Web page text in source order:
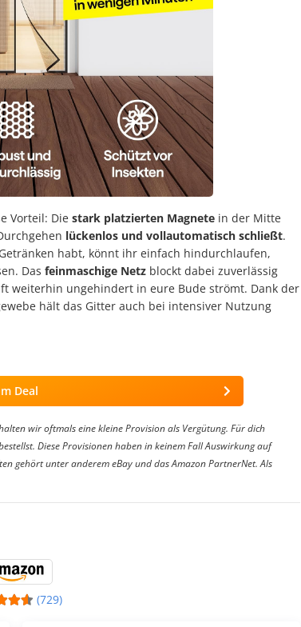
Vorteil: Die stark platzierten Magnete in der Mitte
lückenlos und vollautomatisch schließt.
habt, könnt ihr einfach hindurchlaufen,
Das feinmaschige Netz blockt dabei zuverlässig
weiterhin ungehindert in eure Bude strömt. Dank der
hält das Gitter auch bei intensiver Nutzung
Deal
wir oftmals eine kleine Provision als Vergütung. Für dich
Diese Provisionen haben in keinem Fall Auswirkung auf
gehört unter anderem eBay und das Amazon PartnerNet. Als
(729)